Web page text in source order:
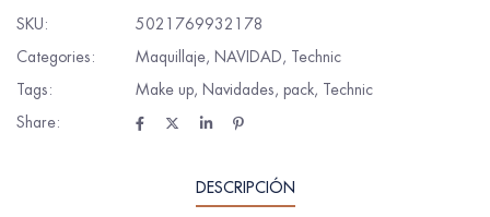
SKU:
5021769932178
Categories:
Maquillaje, NAVIDAD, Technic
Tags:
Make up, Navidades, pack, Technic
Share:
DESCRIPCIÓN